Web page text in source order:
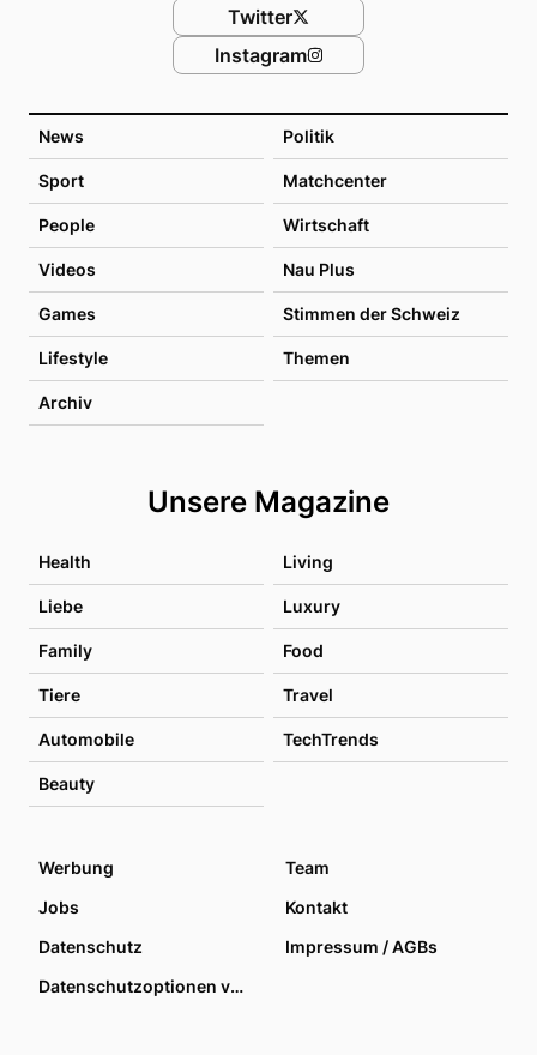
News Politik
Sport Matchcenter
People Wirtschaft
Videos Nau Plus
Games Stimmen der Schweiz
Lifestyle Themen
Archiv
Unsere Magazine
Health Living
Liebe Luxury
Family Food
Tiere Travel
Automobile TechTrends
Beauty
Twitter
Instagram
Werbung
Team
Jobs
Kontakt
Datenschutz
Impressum / AGBs
Datenschutzoptionen verwalten